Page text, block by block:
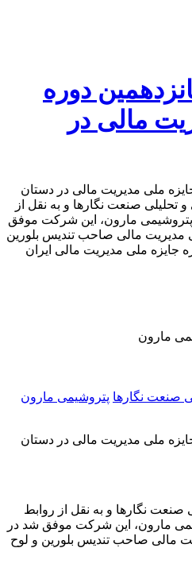
دوره
مالی در
ملی مدیریت مالی در دستان
صنعت نگارها و به نقل از
پتروشیمی مارون، این شرکت موفق
مدیریت مالی صاحب تندیس بلورین
جایزه ملی مدیریت مالی ایران
مارون
صنعت نگارها پتروشیمی مارون
ملی مدیریت مالی در دستان
صنعت نگارها و به نقل از روابط
مارون، این شرکت موفق شد در
مالی صاحب تندیس بلورین و لوح